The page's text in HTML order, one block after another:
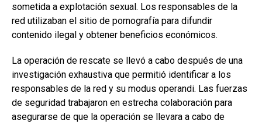
sometida a explotación sexual. Los responsables de la
red utilizaban el sitio de pornografía para difundir
contenido ilegal y obtener beneficios económicos.
La operación de rescate se llevó a cabo después de una
investigación exhaustiva que permitió identificar a los
responsables de la red y su modus operandi. Las fuerzas
de seguridad trabajaron en estrecha colaboración para
asegurarse de que la operación se llevara a cabo de